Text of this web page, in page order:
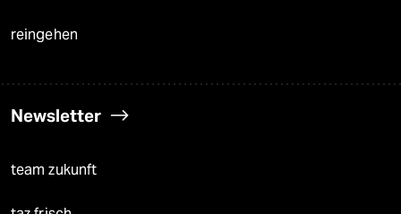
reingehen
Newsletter
team zukunft